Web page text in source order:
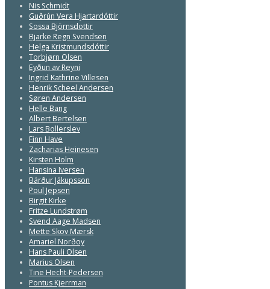
Nis Schmidt
Guðrún Vera Hjartardóttir
Sossa Björnsdottir
Bjarke Regn Svendsen
Helga Kristmundsdóttir
Torbjørn Olsen
Eyðun av Reyni
Ingrid Kathrine Villesen
Henrik Scheel Andersen
Søren Andersen
Helle Bang
Albert Bertelsen
Lars Bollerslev
Finn Have
Zacharias Heinesen
Kirsten Holm
Hansina Iversen
Bárður Jákupsson
Poul Jepsen
Birgit Kirke
Fritze Lundstrøm
Svend Aage Madsen
Mette Skov Mærsk
Amariel Norðoy
Hans Pauli Olsen
Marius Olsen
Tine Hecht-Pedersen
Pontus Kjerrman